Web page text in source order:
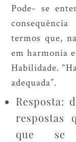
Pode- se
termos que,
em harmonia
Habilidade.
adequada”.
Resposta:
respostas
que se